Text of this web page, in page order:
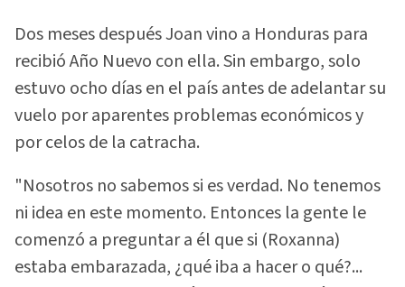
Dos meses después Joan vino a Honduras para
recibió Año Nuevo con ella. Sin embargo, solo
estuvo ocho días en el país antes de adelantar su
vuelo por aparentes problemas económicos y
por celos de la catracha.
"Nosotros no sabemos si es verdad. No tenemos
ni idea en este momento. Entonces la gente le
comenzó a preguntar a él que si (Roxanna)
estaba embarazada, ¿qué iba a hacer o qué?...